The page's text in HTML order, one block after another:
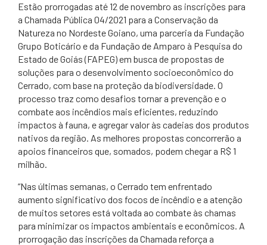
Estão prorrogadas até 12 de novembro as inscrições para
a Chamada Pública 04/2021 para a Conservação da
Natureza no Nordeste Goiano, uma parceria da Fundação
Grupo Boticário e da Fundação de Amparo à Pesquisa do
Estado de Goiás (FAPEG) em busca de propostas de
soluções para o desenvolvimento socioeconômico do
Cerrado, com base na proteção da biodiversidade. O
processo traz como desafios tornar a prevenção e o
combate aos incêndios mais eficientes, reduzindo
impactos à fauna, e agregar valor às cadeias dos produtos
nativos da região. As melhores propostas concorrerão a
apoios financeiros que, somados, podem chegar a R$ 1
milhão.
“Nas últimas semanas, o Cerrado tem enfrentado
aumento significativo dos focos de incêndio e a atenção
de muitos setores está voltada ao combate às chamas
para minimizar os impactos ambientais e econômicos. A
prorrogação das inscrições da Chamada reforça a